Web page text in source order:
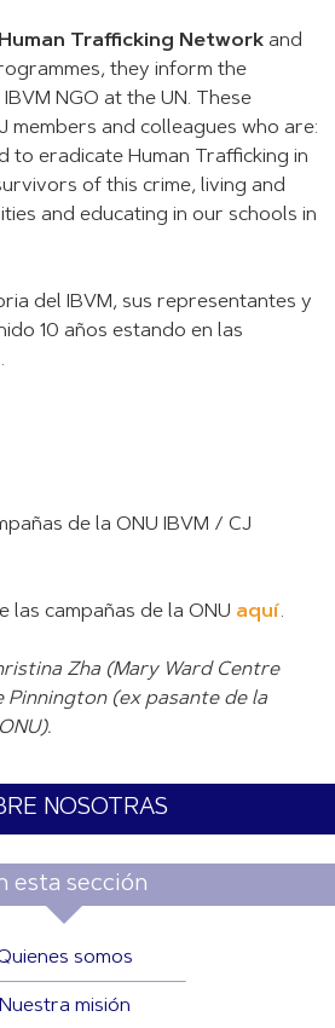
Trafficking Network and
they inform the
NGO at the UN. These
members and colleagues who are:
to eradicate Human Trafficking in
of this crime, living and
and educating in our schools in
del IBVM, sus representantes y
10 años estando en las
.
de la ONU IBVM / CJ
las campañas de la ONU aquí.
Zha (Mary Ward Centre
Pinnington (ex pasante de la
NOSOTRAS
esta sección
somos
Nuestra misión